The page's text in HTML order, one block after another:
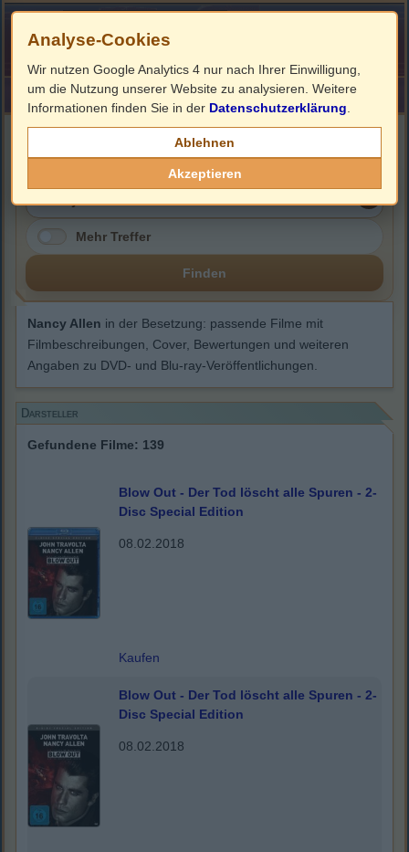
HOME ImpressumLinks
Mehr Treffer
Finden
Nancy Allen in der Besetzung: passende Filme mit
Filmbeschreibungen, Cover, Bewertungen und weiteren
Angaben zu DVD- und Blu-ray-Veröffentlichungen.
Darsteller
Gefundene Filme: 139
Blow Out - Der Tod löscht alle Spuren - 2-
Disc Special Edition
08.02.2018
Kaufen
Blow Out - Der Tod löscht alle Spuren - 2-
Disc Special Edition
08.02.2018
Analyse-Cookies
Wir nutzen Google Analytics 4 nur nach Ihrer Einwilligung,
um die Nutzung unserer Website zu analysieren. Weitere
Informationen finden Sie in der Datenschutzerklärung
Ablehnen
Akzeptieren